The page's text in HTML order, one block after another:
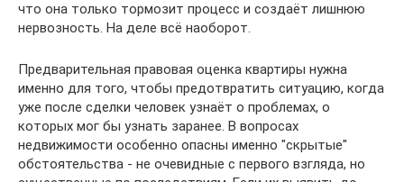
что она только тормозит процесс и создаёт лишнюю
нервозность. На деле всё наоборот.
Предварительная правовая оценка квартиры нужна
именно для того, чтобы предотвратить ситуацию, когда
уже после сделки человек узнаёт о проблемах, о
которых мог бы узнать заранее. В вопросах
недвижимости особенно опасны именно "скрытые"
обстоятельства - не очевидные с первого взгляда, но